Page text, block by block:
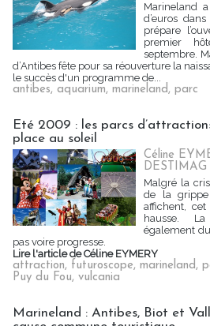
Marineland
d’euros
prépare
premier
septembre.
d’Antibes fête pour sa réouverture la
le succès d'un programme de...
antibes, aquarium, marineland, parc
Eté 2009 : les parcs
place au soleil
Céline
DESTIMAG
Malgré la
de la grippe
affichent,
hausse.
également
pas voire progresse.
Lire l'article de Céline EYMERY
attraction, futuroscope, marineland,
Puy du Fou, vulcania
Marineland : Antibes, Biot et